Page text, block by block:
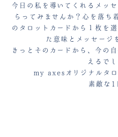
今日の私を導いてくれるメッ
らってみませんか？心を落ち
のタロットカードから１枚を
た意味とメッセージ
きっとそのカードから、今の
えるでし
my axesオリジナルタロ
素敵な1